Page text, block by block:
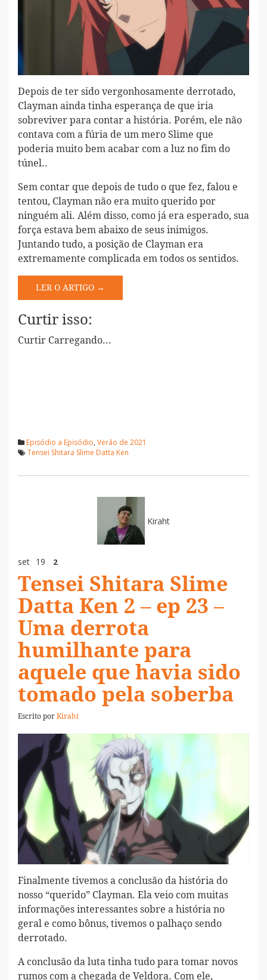
Depois de ter sido vergonhosamente derrotado,
Clayman ainda tinha esperança de que iria
sobreviver para contar a história. Porém, ele não
contava com a fúria de um mero Slime que
poderia muito bem acabar com a luz no fim do
túnel..
Sem contar que depois de tudo o que fez, falou e
tentou, Clayman não era muito querido por
ninguém ali. Além disso, como já era esperado, sua
força estava bem abaixo de seus inimigos.
Juntando tudo, a posição de Clayman era
extremamente complicada em todos os sentidos.
LER O ARTIGO →
Curtir isso:
Curtir Carregando...
Episódio a Episódio, Verão de 2021
Tensei Shitara Slime Datta Ken
Kiraht
set 19 2
Tensei Shitara Slime
Datta Ken 2 – ep 23 –
Uma derrota
humilhante para
aquele que havia sido
tomado pela soberba
Escrito porKiraht
Finalmente tivemos a conclusão da história do
nosso “querido” Clayman. Ela veio com muitas
informações interessantes sobre a história no
geral e como bônus, tivemos o palhaço sendo
derrotado.
A conclusão da luta tinha tudo para tomar novos
rumos com a chegada de Veldora. Com ele,